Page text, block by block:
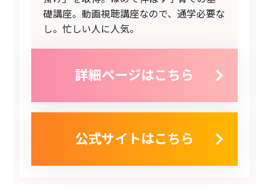
礎講座。動画視聴講座なので、通学必要な
し。忙しい人に人気。
詳細ページはこちら
公式サイトはこちら